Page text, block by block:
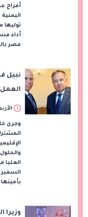
أفراح
توليها
أداء
مصر
نبيل
الأربعاء 29/
وجرى
العليا
السفير
وزيرا